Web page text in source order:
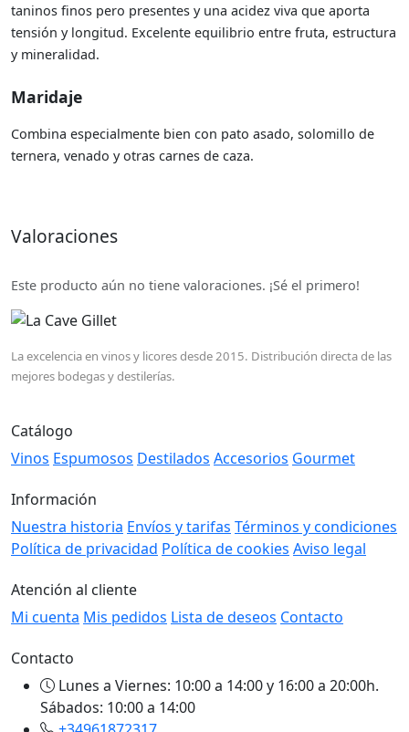
taninos finos pero presentes y una acidez viva que aporta
tensión y longitud. Excelente equilibrio entre fruta, estructura
y mineralidad.
Maridaje
Combina especialmente bien con pato asado, solomillo de
ternera, venado y otras carnes de caza.
Valoraciones
Este producto aún no tiene valoraciones. ¡Sé el primero!
La excelencia en vinos y licores desde 2015. Distribución directa de las
mejores bodegas y destilerías.
Catálogo
Vinos Espumosos Destilados Accesorios Gourmet
Información
Nuestra historia Envíos y tarifas Términos y condiciones
Política de privacidad Política de cookies Aviso legal
Atención al cliente
Mi cuenta Mis pedidos Lista de deseos Contacto
Contacto
Lunes a Viernes: 10:00 a 14:00 y 16:00 a 20:00h.
Sábados: 10:00 a 14:00